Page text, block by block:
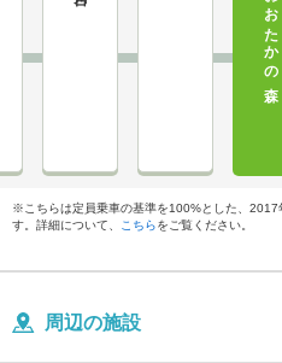
流山おおたかの森
※こちらは定員乗車の基準を100%とした、2017
す。詳細について、
こちらをご覧ください。
周辺の施設